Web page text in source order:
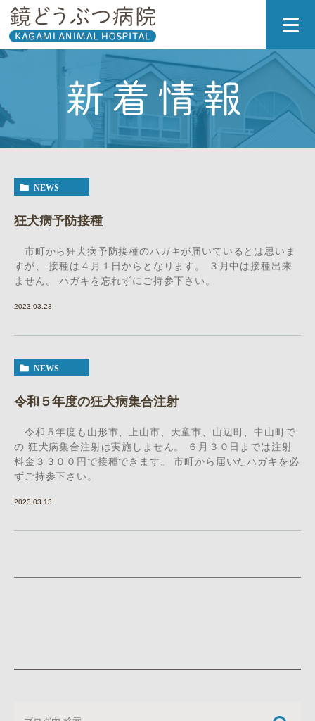
新着情報
NEWS
狂犬病予防接種
市町から狂犬病予防接種のハガキが届いているとは思いま
すが、 接種は４月１日からとなります。 ３月中は接種出来
ません。 ハガキを忘れずにご持参下さい。
2023.03.23
NEWS
令和５年度の狂犬病集合注射
令和５年度も山形市、上山市、天童市、山辺町、中山町で
の 狂犬病集合注射は実施しません。 ６月３０日までは注射
料金３３００円で接種できます。 市町から届いたハガキを必
ずご持参下さい。
2023.03.13